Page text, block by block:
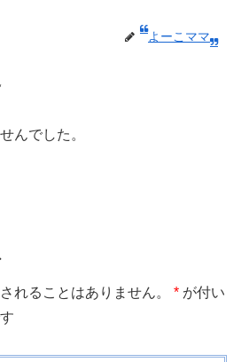
よーこママ
んでした。
れることはありません。 * が付い